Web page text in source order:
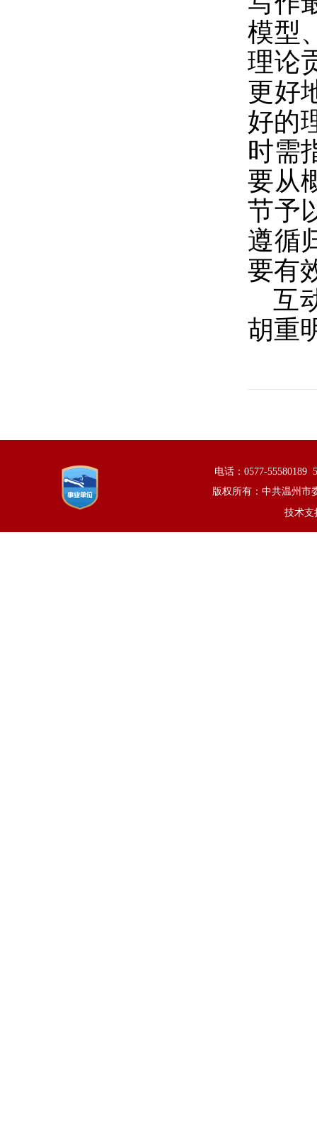
模型
理论
更好
好的
时需
要从
节予
遵循
要有
互
胡重
电话：0577-55580189
版权所有：中共温州
技术